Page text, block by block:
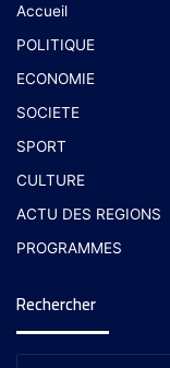
Accueil
POLITIQUE
ECONOMIE
SOCIETE
SPORT
CULTURE
ACTU DES REGIONS
PROGRAMMES
Rechercher